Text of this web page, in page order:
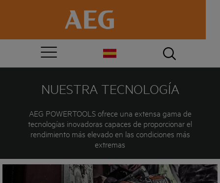
NUESTRA TECNOLOGÍA
AEG POWERTOOLS ofrece una extensa gama de
tecnologías inovadoras capaces de proporcionar el
rendimiento más elevado en las condiciones más
extremas